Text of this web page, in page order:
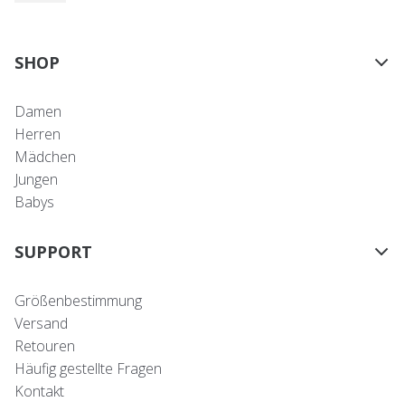
SHOP
Damen
Herren
Mädchen
Jungen
Babys
SUPPORT
Größenbestimmung
Versand
Retouren
Häufig gestellte Fragen
Kontakt